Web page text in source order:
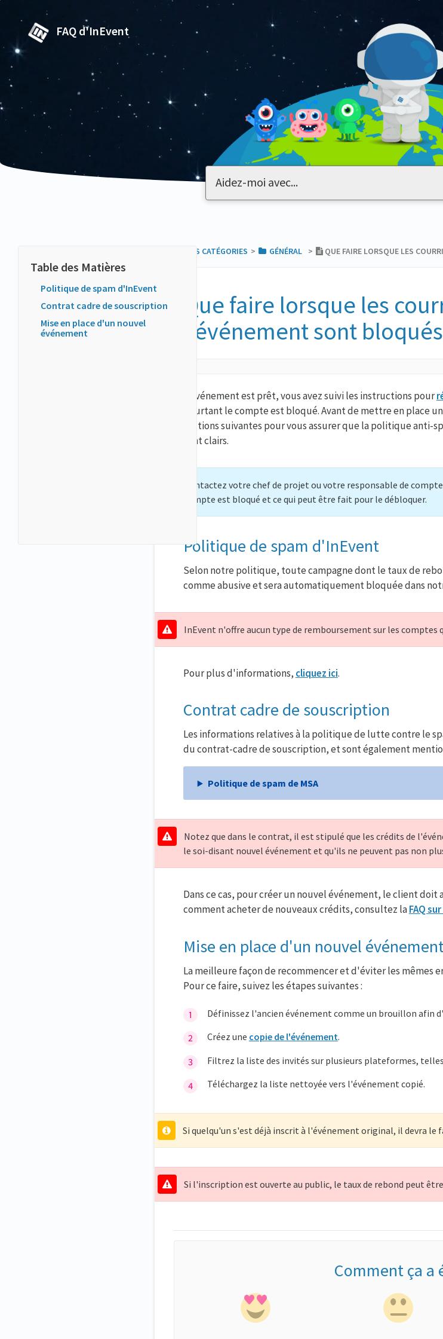
FAQ d'InEvent
TOUTES LES CATÉGORIES ​>​ ​GÉNÉRAL ​>​ QUE FAIRE LORSQUE LES
Que faire lorsque les
l'événement sont
Politique de spam d'InEvent
Contrat cadre de souscription
Mise en place d'un nouvel
événement
L'événement est prêt, vous avez suivi les instructions pour
pourtant le compte est bloqué. Avant de mettre en place
sections suivantes pour vous assurer que la politique
sont clairs.
Contactez votre chef de projet ou votre responsable de
compte est bloqué et ce qui peut être fait pour le débloquer.
Politique de spam d'InEvent
Selon notre politique, toute campagne dont le taux de
comme abusive et sera automatiquement bloquée dans
InEvent n'offre aucun type de remboursement sur les comptes
Pour plus d'informations, cliquez ici.
Contrat cadre de souscription
Les informations relatives à la politique de lutte contre le
du contrat-cadre de souscription, et sont également
Politique de spam de MSA
Notez que dans le contrat, il est stipulé que les crédits de
le soi-disant nouvel événement et qu'ils ne peuvent pas non
Dans ce cas, pour créer un nouvel événement, le client doit
comment acheter de nouveaux crédits, consultez laFAQ
Mise en place d'un nouvel
La meilleure façon de recommencer et d'éviter les mêmes
Pour ce faire, suivez les étapes suivantes :
Définissez l'ancien événement comme un brouillon afin
Créez une copie de l'événement.
Filtrez la liste des invités sur plusieurs plateformes,
Téléchargez la liste nettoyée vers l'événement copié.
Si quelqu'un s'est déjà inscrit à l'événement original, il devra le
Si l'inscription est ouverte au public, le taux de rebond peut
Comment ça a